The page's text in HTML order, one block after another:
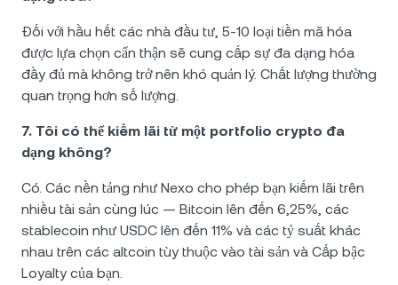
Đối với hầu hết các nhà đầu tư, 5-10 loại tiền mã hóa
được lựa chọn cẩn thận sẽ cung cấp sự đa dạng hóa
đầy đủ mà không trở nên khó quản lý. Chất lượng thường
quan trọng hơn số lượng.
7. Tôi có thể kiếm lãi từ một portfolio crypto đa
dạng không?
Có. Các nền tảng như Nexo cho phép bạn kiếm lãi trên
nhiều tài sản cùng lúc — Bitcoin lên đến 6,25%, các
stablecoin như USDC lên đến 11% và các tỷ suất khác
nhau trên các altcoin tùy thuộc vào tài sản và Cấp bậc
Loyalty của bạn.